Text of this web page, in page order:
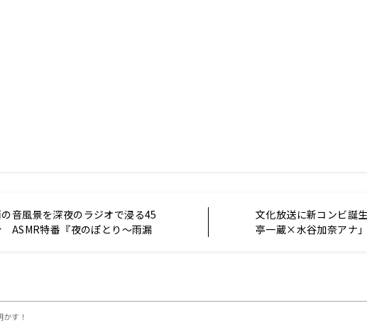
音風景を深夜のラジオで浸る45
ASMR特番『夜のぽとり～雨漏
文化放送に新コンビ誕
亭一蔵×水谷加奈アナ
す！